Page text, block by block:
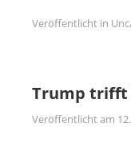
Veröffentlicht in
Trump trifft
Veröffentlicht am